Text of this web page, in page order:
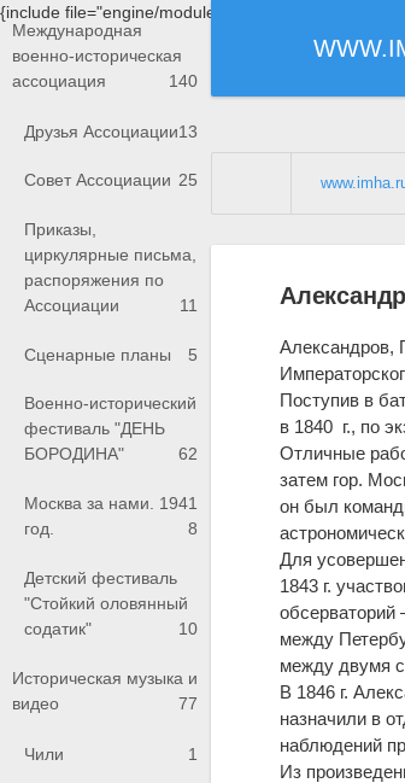
{include file="engine/modules/saperu/head.php"}
Международная
военно-историческая
ассоциация
140
Друзья Ассоциации13
Совет Ассоциации 25
Приказы,
циркулярные письма,
распоряжения по
Ассоциации
11
Сценарные планы 5
Военно-исторический
фестиваль "ДЕНЬ
БОРОДИНА"
62
Москва за нами. 1941
год.
8
Детский фестиваль
"Стойкий оловянный
содатик"
10
Историческая музыка и
видео
77
Чили 1
Александров,
Поступив в
в 1840 г., по
Отличные
затем гор.
он был
Для
1843 г.
обсерваторий
между
между двумя
В 1846 г.
назначили в
наблюдений
Из